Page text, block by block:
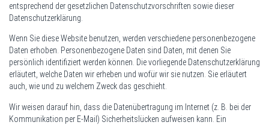
entsprechend der gesetzlichen Datenschutzvorschriften sowie dieser
Datenschutzerklärung.
Wenn Sie diese Website benutzen, werden verschiedene personenbezogene
Daten erhoben. Personenbezogene Daten sind Daten, mit denen Sie
persönlich identifiziert werden können. Die vorliegende Datenschutzerklärung
erläutert, welche Daten wir erheben und wofür wir sie nutzen. Sie erläutert
auch, wie und zu welchem Zweck das geschieht.
Wir weisen darauf hin, dass die Datenübertragung im Internet (z. B. bei der
Kommunikation per E-Mail) Sicherheitslücken aufweisen kann. Ein